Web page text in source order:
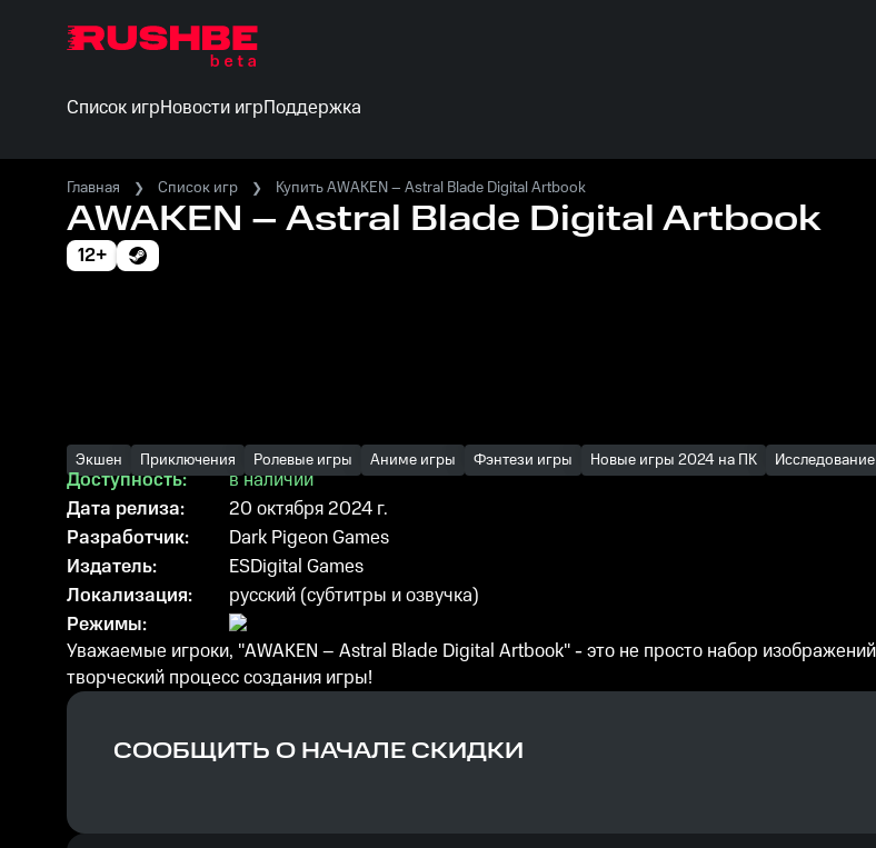
Список игрНовости игрПоддержка
Главная Список игр Купить AWAKEN – Astral Blade Digital Artbook
AWAKEN – Astral Blade Digital Artbook
12+
Экшен Приключения Ролевые игры Аниме игры Фэнтези игры Новые игры 2024 на ПК
Доступность:
в наличии
Дата релиза:
20 октября 2024 г.
Разработчик:
Dark Pigeon Games
Издатель:
ESDigital Games
Локализация:
русский (субтитры и озвучка)
Режимы:
Уважаемые игроки, "AWAKEN – Astral Blade Digital Artbook" - это не просто набор
творческий процесс создания игры!
СООБЩИТЬ О НАЧАЛЕ СКИДКИ